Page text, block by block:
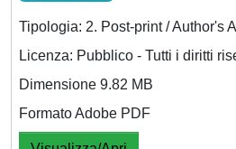
Tipologia: 2. Post-print / Author's
Licenza: Pubblico - Tutti i diritti
Dimensione 9.82 MB
Formato Adobe PDF